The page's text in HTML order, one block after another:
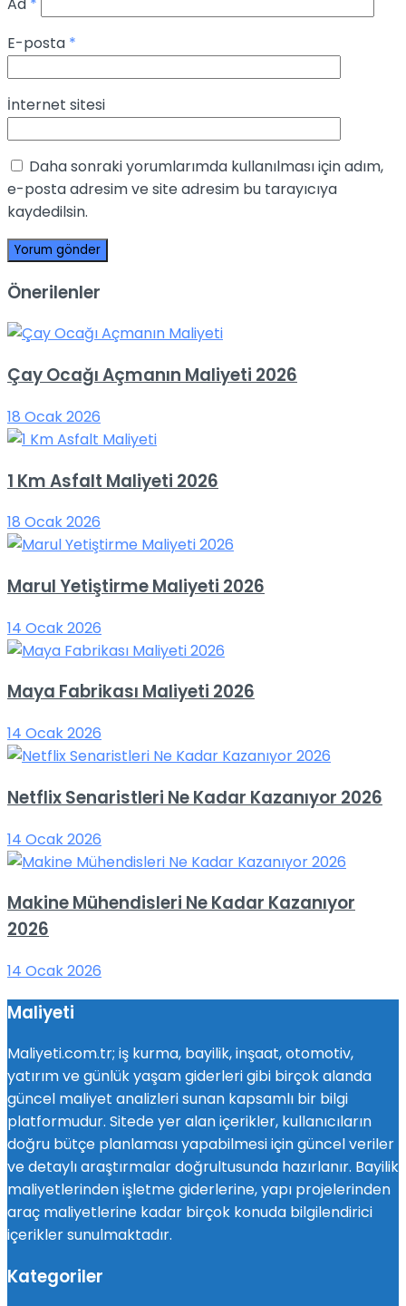
E-posta *
İnternet sitesi
Daha sonraki yorumlarımda kullanılması için adım,
e-posta adresim ve site adresim bu tarayıcıya
kaydedilsin.
Önerilenler
Çay Ocağı Açmanın Maliyeti 2026
18 Ocak 2026
1 Km Asfalt Maliyeti 2026
18 Ocak 2026
Marul Yetiştirme Maliyeti 2026
14 Ocak 2026
Maya Fabrikası Maliyeti 2026
14 Ocak 2026
Netflix Senaristleri Ne Kadar Kazanıyor 2026
14 Ocak 2026
Makine Mühendisleri Ne Kadar Kazanıyor
2026
14 Ocak 2026
Maliyeti
Maliyeti.com.tr; iş kurma, bayilik, inşaat, otomotiv,
yatırım ve günlük yaşam giderleri gibi birçok alanda
güncel maliyet analizleri sunan kapsamlı bir bilgi
platformudur. Sitede yer alan içerikler, kullanıcıların
doğru bütçe planlaması yapabilmesi için güncel veriler
ve detaylı araştırmalar doğrultusunda hazırlanır. Bayilik
maliyetlerinden işletme giderlerine, yapı projelerinden
araç maliyetlerine kadar birçok konuda bilgilendirici
içerikler sunulmaktadır.
Kategoriler